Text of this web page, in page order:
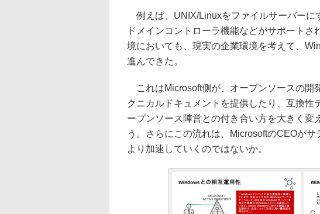
例えば、UNIX/Linuxをファイルサーバーに
ドメインコントローラ機能などがサポート
境においても、現実の企業環境を考えて、
進んできた。
これはMicrosoft側が、オープンソースの開
クニカルドキュメントを提供したり、互換性
ープンソース陣営との付き合い方を大きく変
う。さらにこの流れは、MicrosoftのCEOがサ
より加速していくのではないか。